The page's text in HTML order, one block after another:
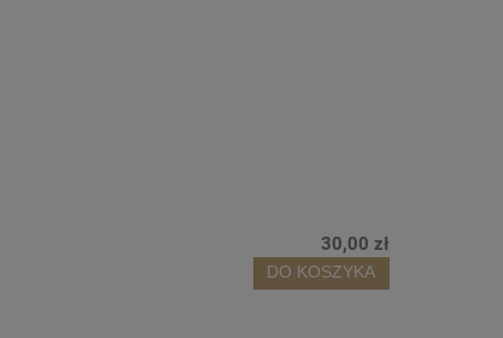
30,00 zł
DO KOSZYKA